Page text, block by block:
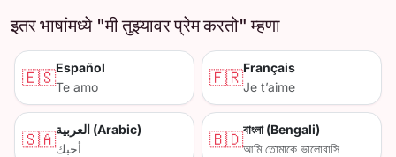
इतर भाषांमध्ये "मी तुझ्यावर प्रेम करतो" म्हणा
🇪🇸Español
Te amo
🇫🇷Français
Je t’aime
🇸🇦
العربية (Arabic)
أحبك
🇧🇩বাংলা (Bengali)
আমি তোমাকে ভালোবাসি